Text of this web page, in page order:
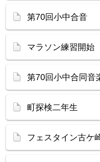
第70回小中合音
マラソン練習開始
第70回小中合同音
町探検二年生
フェスタイン古ケ